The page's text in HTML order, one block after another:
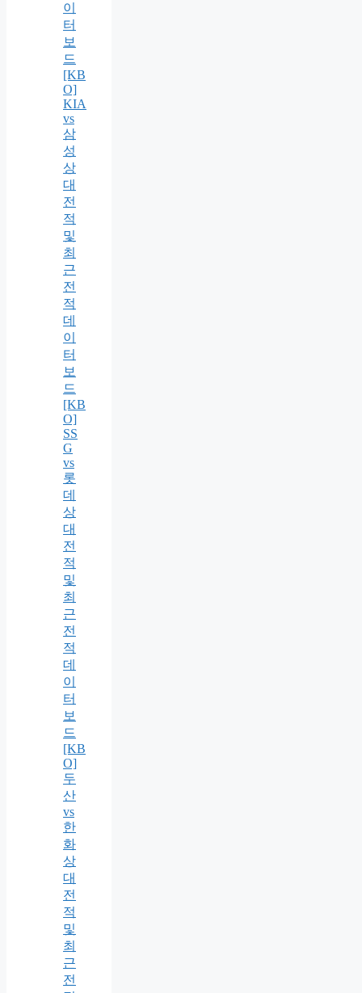
이
터
보
드
[KB
O]
KIA
vs
삼
성
상
대
전
적
및
최
근
전
적
데
이
터
보
드
[KB
O]
SS
G
vs
롯
데
상
대
전
적
및
최
근
전
적
데
이
터
보
드
[KB
O]
두
산
vs
한
화
상
대
전
적
및
최
근
전